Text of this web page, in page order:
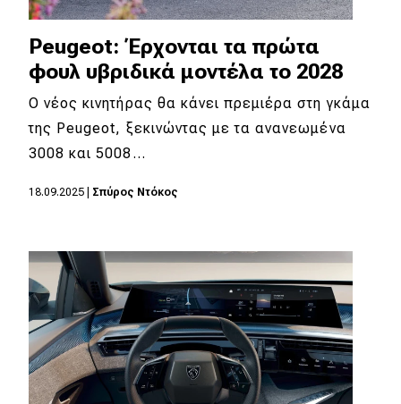
Peugeot: Έρχονται τα πρώτα
φουλ υβριδικά μοντέλα το 2028
Ο νέος κινητήρας θα κάνει πρεμιέρα στη γκάμα
της Peugeot, ξεκινώντας με τα ανανεωμένα
3008 και 5008…
18.09.2025 Σπύρος Ντόκος